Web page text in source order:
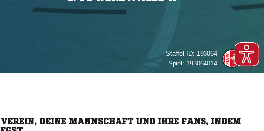
Staffel-ID: 193064
Spiel: 193064014
DEINE MANNSCHAFT UND IHRE FANS, INDEM